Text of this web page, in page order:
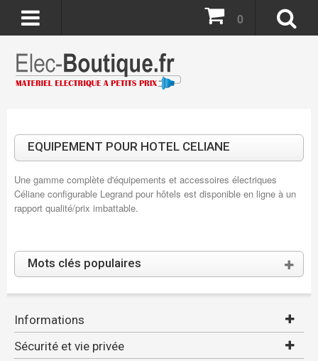
0
EQUIPEMENT POUR HOTEL CELIANE
Une gamme complète d'équipements et accessoires électriques
Céliane configurable Legrand pour hôtels est disponible en ligne à un
rapport qualité/prix imbattable.
Mots clés populaires
Informations
Sécurité et vie privée